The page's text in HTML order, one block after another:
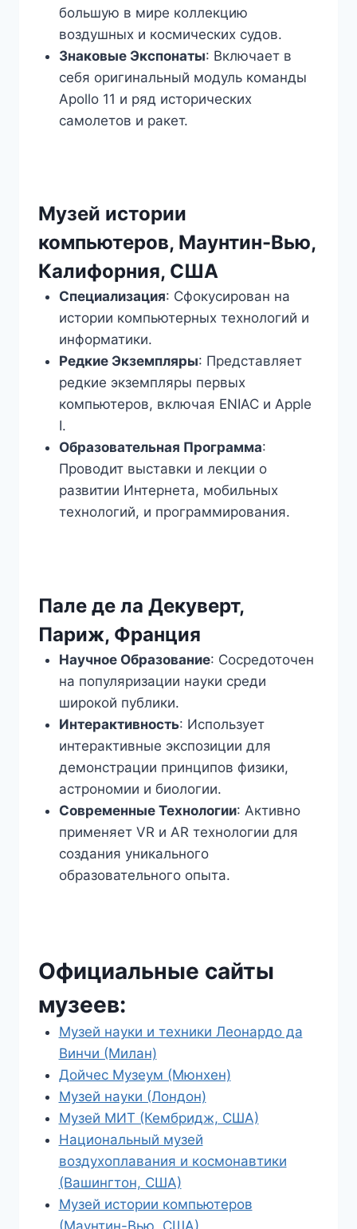
большую в мире коллекцию
воздушных и космических судов.
Знаковые Экспонаты: Включает в
себя оригинальный модуль команды
Apollo 11 и ряд исторических
самолетов и ракет.
Музей истории
компьютеров, Маунтин-Вью,
Калифорния, США
Специализация: Сфокусирован на
истории компьютерных технологий и
информатики.
Редкие Экземпляры: Представляет
редкие экземпляры первых
компьютеров, включая ENIAC и Apple
I.
Образовательная Программа:
Проводит выставки и лекции о
развитии Интернета, мобильных
технологий, и программирования.
Пале де ла Декуверт,
Париж, Франция
Научное Образование: Сосредоточен
на популяризации науки среди
широкой публики.
Интерактивность: Использует
интерактивные экспозиции для
демонстрации принципов физики,
астрономии и биологии.
Современные Технологии: Активно
применяет VR и AR технологии для
создания уникального
образовательного опыта.
Официальные сайты
музеев:
Музей науки и техники Леонардо да
Винчи (Милан)
Дойчес Музеум (Мюнхен)
Музей науки (Лондон)
Музей МИТ (Кембридж, США)
Национальный музей
воздухоплавания и космонавтики
(Вашингтон, США)
Музей истории компьютеров
(Маунтин-Вью, США)